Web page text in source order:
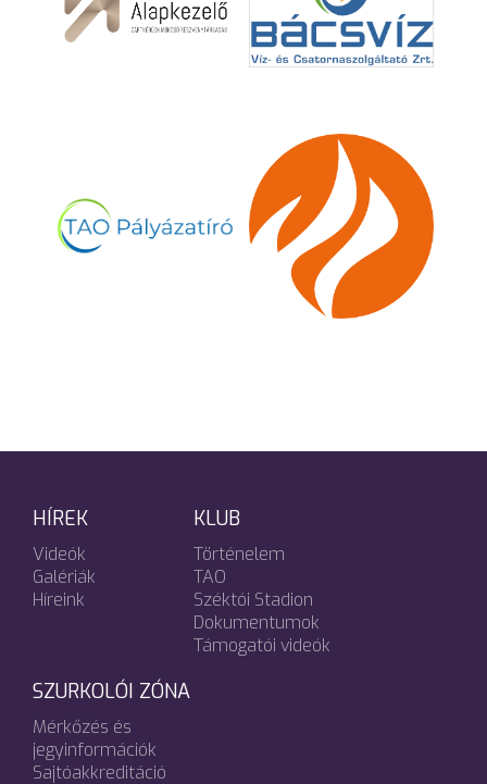
HÍREK
Videók
Galériák
Híreink
KLUB
Történelem
TAO
Széktói Stadion
Dokumentumok
Támogatói videók
SZURKOLÓI ZÓNA
Mérkőzés és
jegyinformációk
Sajtóakkreditáció